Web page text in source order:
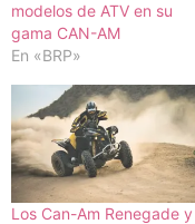
modelos de ATV en su
gama CAN-AM
En «BRP»
Los Can-Am Renegade y